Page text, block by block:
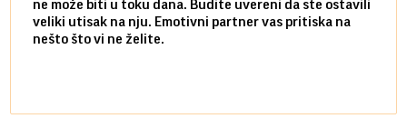
ne može biti u toku dana. Budite uvereni da ste ostavili
veliki utisak na nju. Emotivni partner vas pritiska na
nešto što vi ne želite.